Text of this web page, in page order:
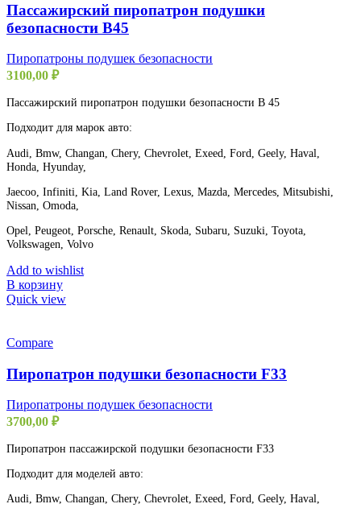
Пассажирский пиропатрон подушки
безопасности B45
Пиропатроны подушек безопасности
3100,00 ₽
Пассажирский пиропатрон подушки безопасности B 45
Подходит для марок авто:
Audi, Bmw, Changan, Chery, Chevrolet, Exeed, Ford, Geely, Haval,
Honda, Hyunday,
Jaecoo, Infiniti, Kia, Land Rover, Lexus, Mazda, Mercedes, Mitsubishi,
Nissan, Omoda,
Opel, Peugeot, Porsche, Renault, Skoda, Subaru, Suzuki, Toyota,
Volkswagen, Volvo
Add to wishlist
В корзину
Quick view
Compare
Пиропатрон подушки безопасности F33
Пиропатроны подушек безопасности
3700,00 ₽
Пиропатрон пассажирской подушки безопасности F33
Подходит для моделей авто:
Audi, Bmw, Changan, Chery, Chevrolet, Exeed, Ford, Geely, Haval,